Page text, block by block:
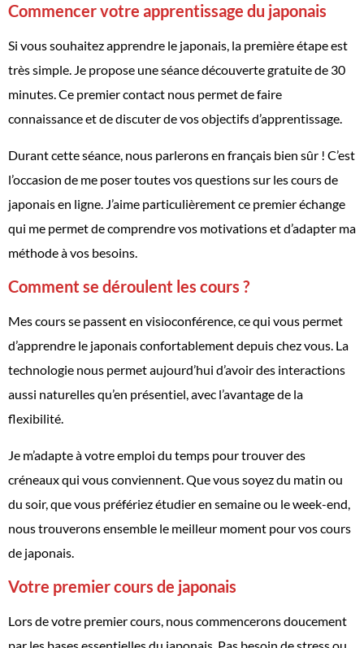
Commencer votre apprentissage du japonais
Si vous souhaitez apprendre le japonais, la première étape est
très simple. Je propose une séance découverte gratuite de 30
minutes. Ce premier contact nous permet de faire
connaissance et de discuter de vos objectifs d’apprentissage.
Durant cette séance, nous parlerons en français bien sûr ! C’est
l’occasion de me poser toutes vos questions sur les cours de
japonais en ligne. J’aime particulièrement ce premier échange
qui me permet de comprendre vos motivations et d’adapter ma
méthode à vos besoins.
Comment se déroulent les cours ?
Mes cours se passent en visioconférence, ce qui vous permet
d’apprendre le japonais confortablement depuis chez vous. La
technologie nous permet aujourd’hui d’avoir des interactions
aussi naturelles qu’en présentiel, avec l’avantage de la
flexibilité.
Je m’adapte à votre emploi du temps pour trouver des
créneaux qui vous conviennent. Que vous soyez du matin ou
du soir, que vous préfériez étudier en semaine ou le week-end,
nous trouverons ensemble le meilleur moment pour vos cours
de japonais.
Votre premier cours de japonais
Lors de votre premier cours, nous commencerons doucement